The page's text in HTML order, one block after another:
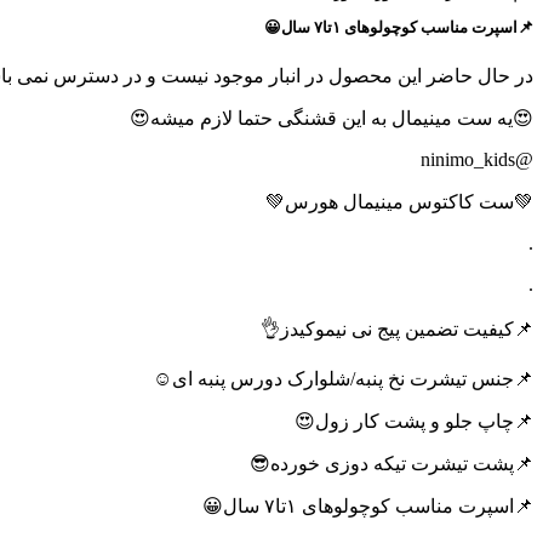
📌اسپرت مناسب کوچولوهای ۱تا۷ سال😀
در حال حاضر این محصول در انبار موجود نیست و در دسترس نمی
😍یه ست مینیمال به این قشنگی حتما لازم میشه😍
@ninimo_kids
💚ست کاکتوس مینیمال هورس💚
.
.
📌کیفیت تضمین پیج نی نیموکیدز👌
📌جنس تیشرت نخ پنبه/شلوارک دورس پنبه ای☺️
📌چاپ جلو و پشت کار زول😍
📌پشت تیشرت تیکه دوزی خورده😎
📌اسپرت مناسب کوچولوهای ۱تا۷ سال😀